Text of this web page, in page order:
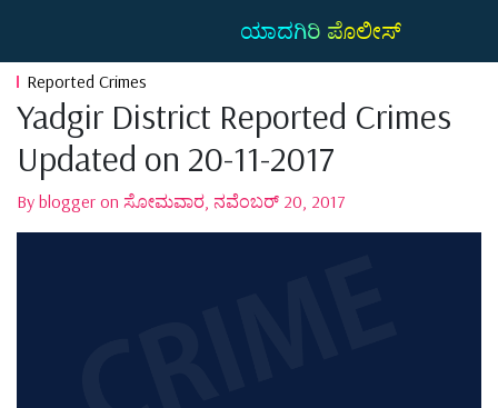
ಯಾದಗಿರಿ ಪೊಲೀಸ್
Reported Crimes
Yadgir District Reported Crimes
Updated on 20-11-2017
By blogger on ಸೋಮವಾರ, ನವೆಂಬರ್ 20, 2017